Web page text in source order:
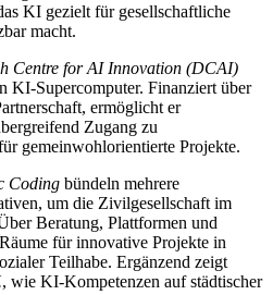
KI gezielt für gesellschaftliche
macht.
Centre for AI Innovation (DCAI)
KI-Supercomputer. Finanziert über
ermöglicht er
Zugang zu
gemeinwohlorientierte Projekte.
Coding bündeln mehrere
um die Zivilgesellschaft im
Beratung, Plattformen und
für innovative Projekte in
Teilhabe. Ergänzend zeigt
, wie KI-Kompetenzen auf städtischer